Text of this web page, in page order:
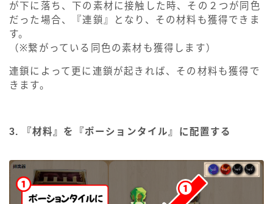
が下に落ち、下の素材に接触した時、その２つが同色
だった場合、『連鎖』となり、その材料も獲得できま
す。
（※繋がっている同色の素材も獲得します）
連鎖によって更に連鎖が起きれば、その材料も獲得で
きます。
3. 『材料』を『ポーションタイル』に配置する